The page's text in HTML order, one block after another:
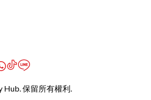
Hub. 保留所有權利.